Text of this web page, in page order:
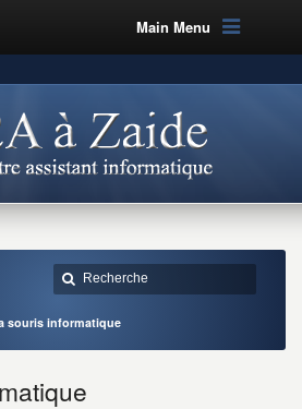
Main Menu
souris informatique